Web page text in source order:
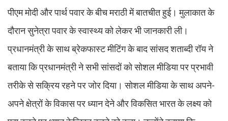
पीएम मोदी और पार्थ पवार के बीच मराठी में बातचीत हुई। मुलाकात के
दौरान सुनेत्रा पवार के स्वास्थ्य को लेकर भी जानकारी ली।
प्रधानमंत्री के साथ ब्रेकफास्ट मीटिंग के बाद सांसद शताब्दी रॉय ने
बताया कि प्रधानमंत्री ने सभी सांसदों को सोशल मीडिया पर प्रभावी
तरीके से सक्रिय रहने पर जोर दिया। सोशल मीडिया के साथ अपने-
अपने क्षेत्रों के विकास पर ध्यान देने और विकसित भारत के लक्ष्य को